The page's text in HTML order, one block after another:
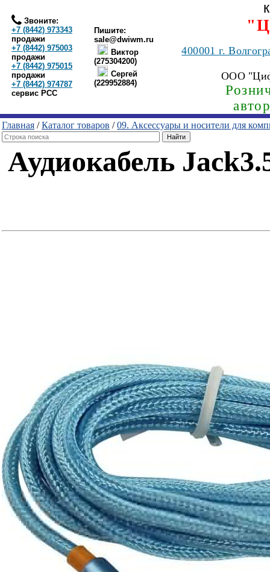
Звоните:
+7 (8442) 973343
продажи
+7 (8442) 975003
продажи
+7 (8442) 975015
продажи
+7 (8442) 974787
сервис РСС
Пишите:
sale@dwiwm.ru
Виктор
(275304200)
Сергей
(229952884)
400001г.
ООО
Главная /Каталог товаров /09. Аксессуары и носители для
Аудиокабель